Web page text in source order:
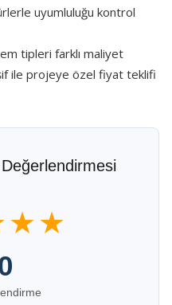
uyumluluğu kontrol
tipleri farklı maliyet
ile projeye özel fiyat teklifi